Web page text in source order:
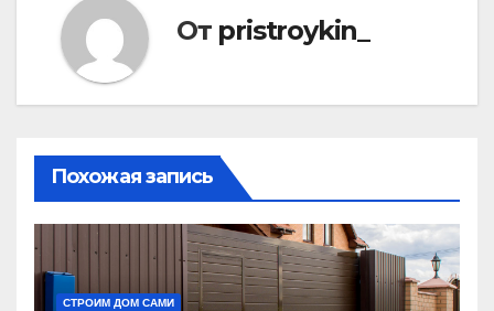
От pristroykin_
Похожая запись
СТРОИМ ДОМ САМИ